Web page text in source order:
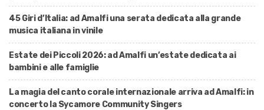
45 Giri d’Italia: ad Amalfi una serata dedicata alla grande
musica italiana in vinile
Estate dei Piccoli 2026: ad Amalfi un’estate dedicata ai
bambini e alle famiglie
La magia del canto corale internazionale arriva ad Amalfi: in
concerto la Sycamore Community Singers